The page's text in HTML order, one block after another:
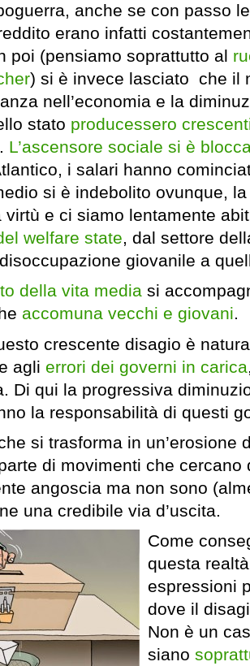
anche se con passo
erano infatti
poi (pensiamo soprattutto al
) si è invece lasciato che il
nell’economia e la
stato producessero
L’ascensore sociale si è
i salari hanno
si è indebolito ovunque,
virtù e ci siamo lentamente
welfare state, dal settore
giovanile a
della vita media si
accomuna vecchi e giovani.
crescente disagio è
agli errori dei governi in carica
Di qui la progressiva
la responsabilità di questi
si trasforma in un’erosione
di movimenti che cercano
angoscia ma non sono
una credibile via d’uscita.
Come
questa
espressioni
dove il
Non è un
siano